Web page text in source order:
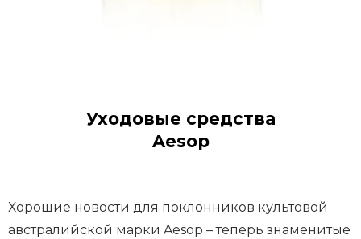
Уходовые средства
Aesop
Хорошие новости для поклонников культовой
австралийской марки Aesop – теперь знаменитые